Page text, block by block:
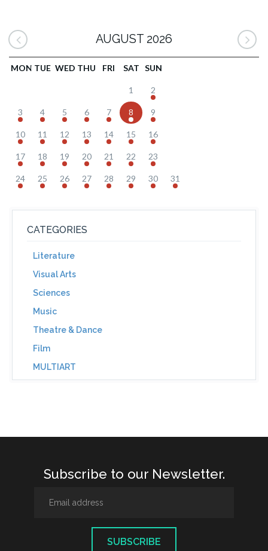
AUGUST 2026
MON TUE WED THU FRI SAT SUN
1 2
3 4 5 6 7 8 9
10 11 12 13 14 15 16
17 18 19 20 21 22 23
24 25 26 27 28 29 30 31
CATEGORIES
Literature
Visual Arts
Sciences
Music
Theatre & Dance
Film
MULTIART
Subscribe to our Newsletter.
SUBSCRIBE